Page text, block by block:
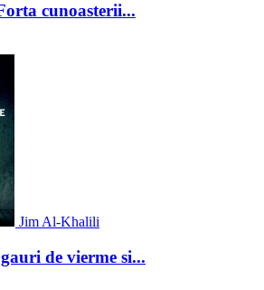
cunoasterii...
Jim Al-Khalili
de vierme si...